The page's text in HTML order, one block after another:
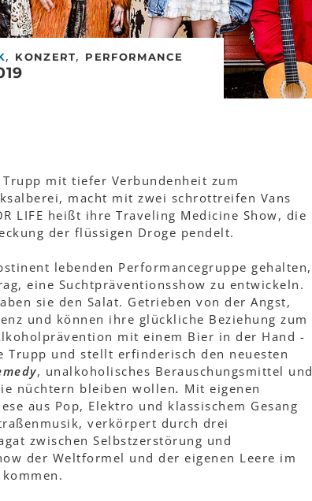
, KONZERT, PERFORMANCE
mit tiefer Verbundenheit zum
macht mit zwei schrottreifen Vans
LIFE heißt ihre Traveling Medicine Show, die
der flüssigen Droge pendelt.
lebenden Performancegruppe gehalten,
eine Suchtpräventionsshow zu entwickeln.
sie den Salat. Getrieben von der Angst,
und können ihre glückliche Beziehung zum
mit einem Bier in der Hand -
Trupp und stellt erfinderisch den neuesten
, unalkoholisches Berauschungsmittel und
nüchtern bleiben wollen. Mit eigenen
aus Pop, Elektro und klassischem Gesang
verkörpert durch drei
zwischen Selbstzerstörung und
der Weltformel und der eigenen Leere im